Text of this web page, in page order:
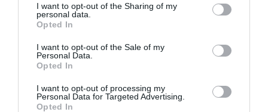
not limited to your visit or usage behaviour. You may click to
grant or deny consent to Google and its third-party tags to
use your data for below specified purposes in below Google
consent section.
I want to opt-out of the Sharing of my
personal data.
Opted In
I want to opt-out of the Sale of my
Personal Data.
Opted In
I want to opt-out of processing my
Personal Data for Targeted Advertising.
Opted In